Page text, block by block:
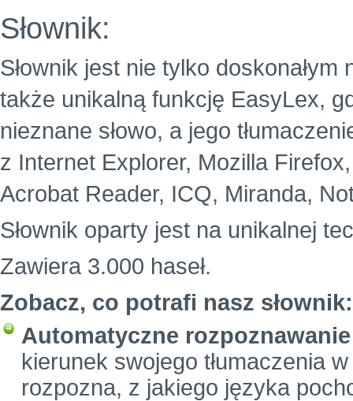
Słownik:
Słownik jest nie tylko
także unikalną funkcję EasyLex,
nieznane słowo, a jego
z Internet Explorer, Mozilla
Acrobat Reader, ICQ, Miranda,
Słownik oparty jest na unikalnej
Zawiera 3.000 haseł.
Zobacz, co potrafi nasz słownik:
Automatyczne
kierunek swojego tłumaczenia
rozpozna, z jakiego języka